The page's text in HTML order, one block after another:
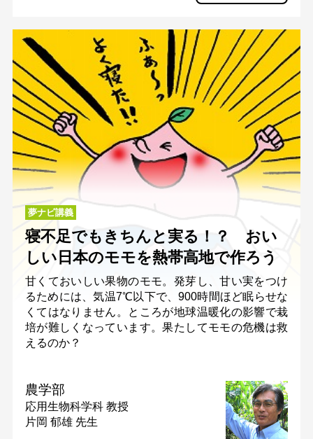
夢ナビ講義
寝不足でもきちんと実る！？ おい
しい日本のモモを熱帯高地で作ろう
甘くておいしい果物のモモ。発芽し、甘い実をつけ
るためには、気温7℃以下で、900時間ほど眠らせな
くてはなりません。ところが地球温暖化の影響で栽
培が難しくなっています。果たしてモモの危機は救
えるのか？
農学部
応用生物科学科 教授
片岡 郁雄 先生